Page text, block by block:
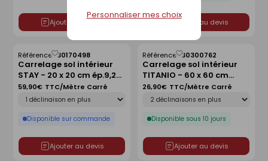
Personnaliser mes choix
Ajouter au devis Ajouter au devis
Carrelage sol intérieur
STAY - 20 x 20 cm ép.9,2
mm - isla blue mix
Référence :30170498
Disponible sur commande
59,90€ TTC/Mètre Carré
Ajouter au devis
Enregistrer
comme
liste
Carrelage sol intérieur
TITANIO - 60 x 60 cm
ép.9,5 mm - gris
Référence :30300762
Disponible sous 10 jours
26,90€ TTC/Mètre Carré
Ajouter au devis
Enregistrer
comme
liste